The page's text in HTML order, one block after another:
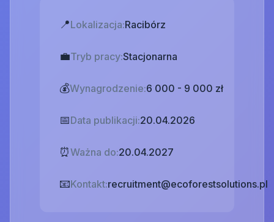
📍Lokalizacja:Racibórz
💼Tryb pracy:Stacjonarna
💰Wynagrodzenie:6 000 - 9 000 zł
📅Data publikacji:20.04.2026
⏰Ważna do:20.04.2027
📧Kontakt:recruitment@ecoforestsolutions.pl